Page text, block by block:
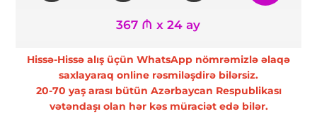
367 ₼ x 24 ay
Hissə-Hissə alış üçün WhatsApp nömrəmizlə əlaqə
saxlayaraq online rəsmiləşdirə bilərsiz.
20-70 yaş arası bütün Azərbaycan Respublikası
vətəndaşı olan hər kəs müraciət edə bilər.